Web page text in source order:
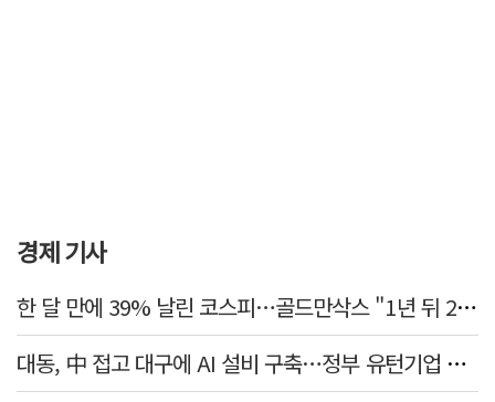
경제 기사
한 달 만에 39% 날린 코스피…골드만삭스 "1년 뒤 2배" 예상, 왜?
대동, 中 접고 대구에 AI 설비 구축…정부 유턴기업 선정